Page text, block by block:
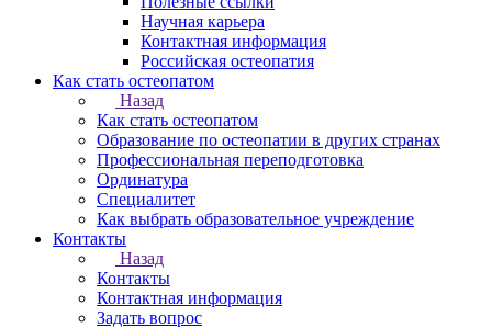
Научная карьера
Контактная информация
Российская остеопатия
Как стать остеопатом
Назад
Как стать остеопатом
Образование по остеопатии в других странах
Профессиональная переподготовка
Ординатура
Специалитет
Как выбрать образовательное учреждение
Контакты
Назад
Контакты
Контактная информация
Задать вопрос